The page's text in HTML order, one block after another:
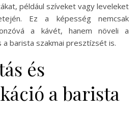
például szíveket vagy leveleket
Ez a képesség nemcsak
a kávét, hanem növeli a
barista szakmai presztízsét is.
és
a barista